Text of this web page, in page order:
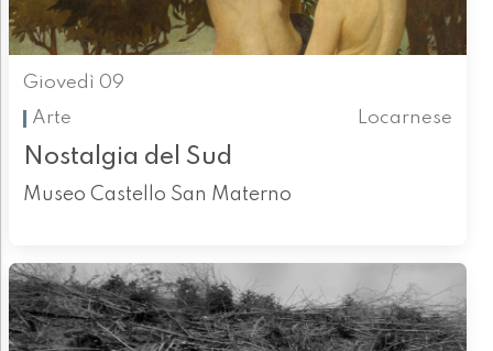
Giovedì 09
Arte
Locarnese
Nostalgia del Sud
Museo Castello San Materno